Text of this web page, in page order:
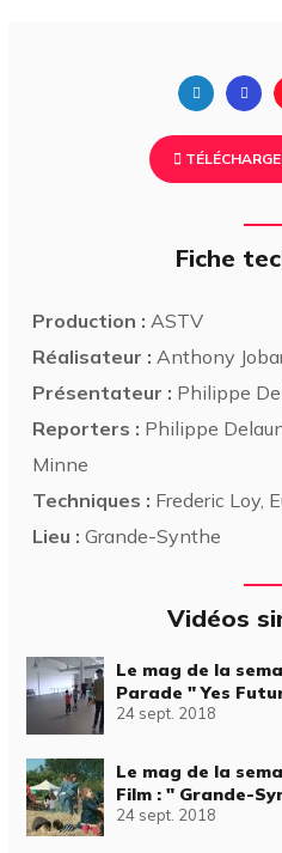
Fiche
Production : ASTV
Réalisateur : Anthony
Présentateur : Philippe
Reporters : Philippe
Minne
Techniques : Frederic Loy,
Lieu : Grande-Synthe
Vidéos
Le mag de la
Parade " Yes
24 sept. 2018
Le mag de la
Film : " Grande-
24 sept. 2018